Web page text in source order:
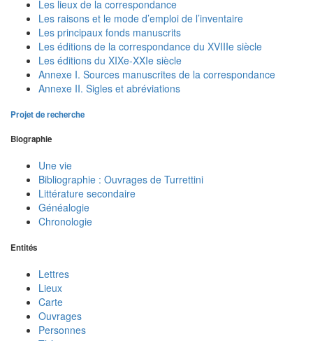
Les lieux de la correspondance
Les raisons et le mode d’emploi de l’inventaire
Les principaux fonds manuscrits
Les éditions de la correspondance du XVIIIe siècle
Les éditions du XIXe-XXIe siècle
Annexe I. Sources manuscrites de la correspondance
Annexe II. Sigles et abréviations
Projet de recherche
Biographie
Une vie
Bibliographie : Ouvrages de Turrettini
Littérature secondaire
Généalogie
Chronologie
Entités
Lettres
Lieux
Carte
Ouvrages
Personnes